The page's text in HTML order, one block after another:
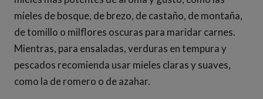
mieles de bosque, de brezo, de castaño, de montaña,
de tomillo o milflores oscuras para maridar carnes.
Mientras, para ensaladas, verduras en tempura y
pescados recomienda usar mieles claras y suaves,
como la de romero o de azahar.